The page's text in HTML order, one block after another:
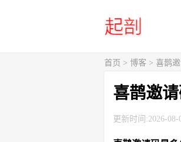
首页 > 博客 > 喜鹊
喜鹊邀
更新时间:2026-